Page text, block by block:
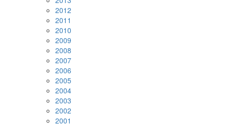
2012
2011
2010
2009
2008
2007
2006
2005
2004
2003
2002
2001